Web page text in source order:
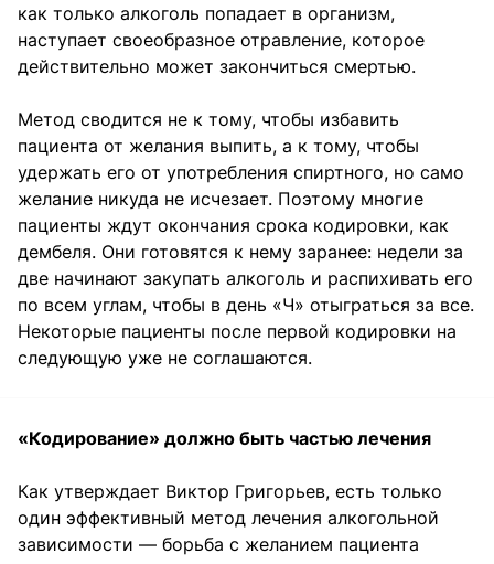
как только алкоголь попадает в организм,
наступает своеобразное отравление, которое
действительно может закончиться смертью.
Метод сводится не к тому, чтобы избавить
пациента от желания выпить, а к тому, чтобы
удержать его от употребления спиртного, но само
желание никуда не исчезает. Поэтому многие
пациенты ждут окончания срока кодировки, как
дембеля. Они готовятся к нему заранее: недели за
две начинают закупать алкоголь и распихивать его
по всем углам, чтобы в день «Ч» отыграться за все.
Некоторые пациенты после первой кодировки на
следующую уже не соглашаются.
«Кодирование» должно быть частью лечения
Как утверждает Виктор Григорьев, есть только
один эффективный метод лечения алкогольной
зависимости — борьба с желанием пациента